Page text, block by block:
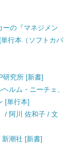
ーの『マネジメン
行本（ソフトカバ
研究所 [新書]
ルム・ニーチェ、
[単行本]
/ 阿川 佐和子 / 文
潮社 [新書]